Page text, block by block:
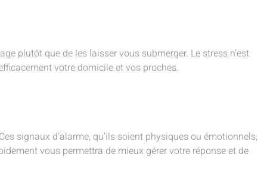
plutôt que de les laisser vous submerger. Le stress n’est
votre domicile et vos proches.
signaux d’alarme, qu’ils soient physiques ou émotionnels,
vous permettra de mieux gérer votre réponse et de